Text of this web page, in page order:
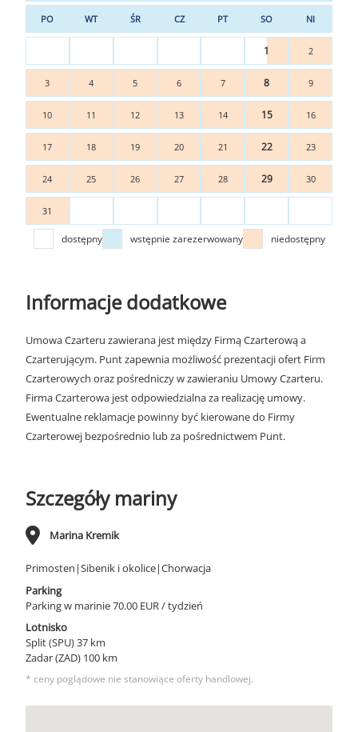
PO WT ŚR CZ PT SO NI
1 2
3 4 5 6 7 8 9
10 11 12 13 14 15 16
17 18 19 20 21 22 23
24 25 26 27 28 29 30
31
dostępny wstępnie zarezerwowany niedostępny
Informacje dodatkowe
Umowa Czarteru zawierana jest między Firmą Czarterową a
Czarterującym. Punt zapewnia możliwość prezentacji ofert Firm
Czarterowych oraz pośredniczy w zawieraniu Umowy Czarteru.
Firma Czarterowa jest odpowiedzialna za realizację umowy.
Ewentualne reklamacje powinny być kierowane do Firmy
Czarterowej bezpośrednio lub za pośrednictwem Punt.
Szczegóły mariny
Marina Kremik
Primosten|Sibenik i okolice|Chorwacja
Parking
Parking w marinie 70.00 EUR / tydzień
Lotnisko
Split (SPU) 37 km
Zadar (ZAD) 100 km
* ceny poglądowe nie stanowiące oferty handlowej.